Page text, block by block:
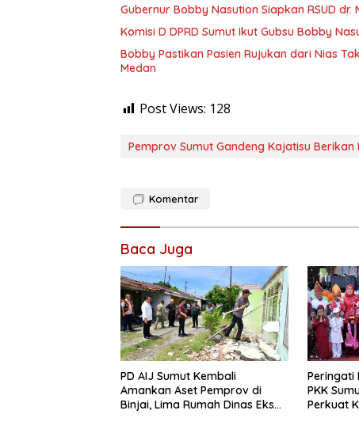
Gubernur Bobby Nasution Siapkan RSUD
Komisi D DPRD Sumut Ikut Gubsu Bobby
Bobby Pastikan Pasien Rujukan dari Nias
Medan
Post Views: 128
Pemprov Sumut Gandeng Kajatisu
Komentar
Baca Juga
PD AIJ Sumut Kembali
Amankan Aset Pemprov di
Binjai, Lima Rumah Dinas Eks
Peringati
PKK
Perkuat